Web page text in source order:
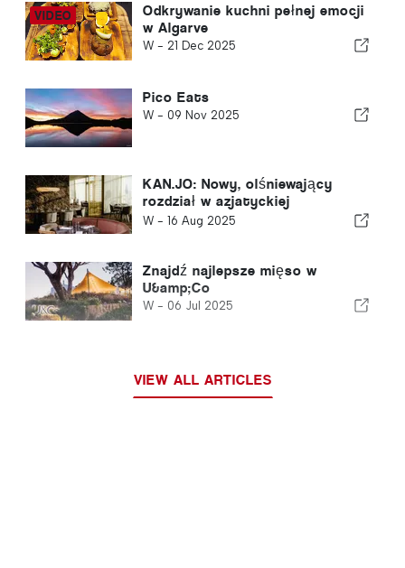
Odkrywanie kuchni pełnej emocji
w Algarve
W - 21 Dec 2025
Pico Eats
W - 09 Nov 2025
KAN.JO: Nowy, olśniewający
rozdział w azjatyckiej
gastronomii otwiera się w
W - 16 Aug 2025
Znajdź najlepsze mięso w
U&amp;Co
W - 06 Jul 2025
VIEW ALL ARTICLES